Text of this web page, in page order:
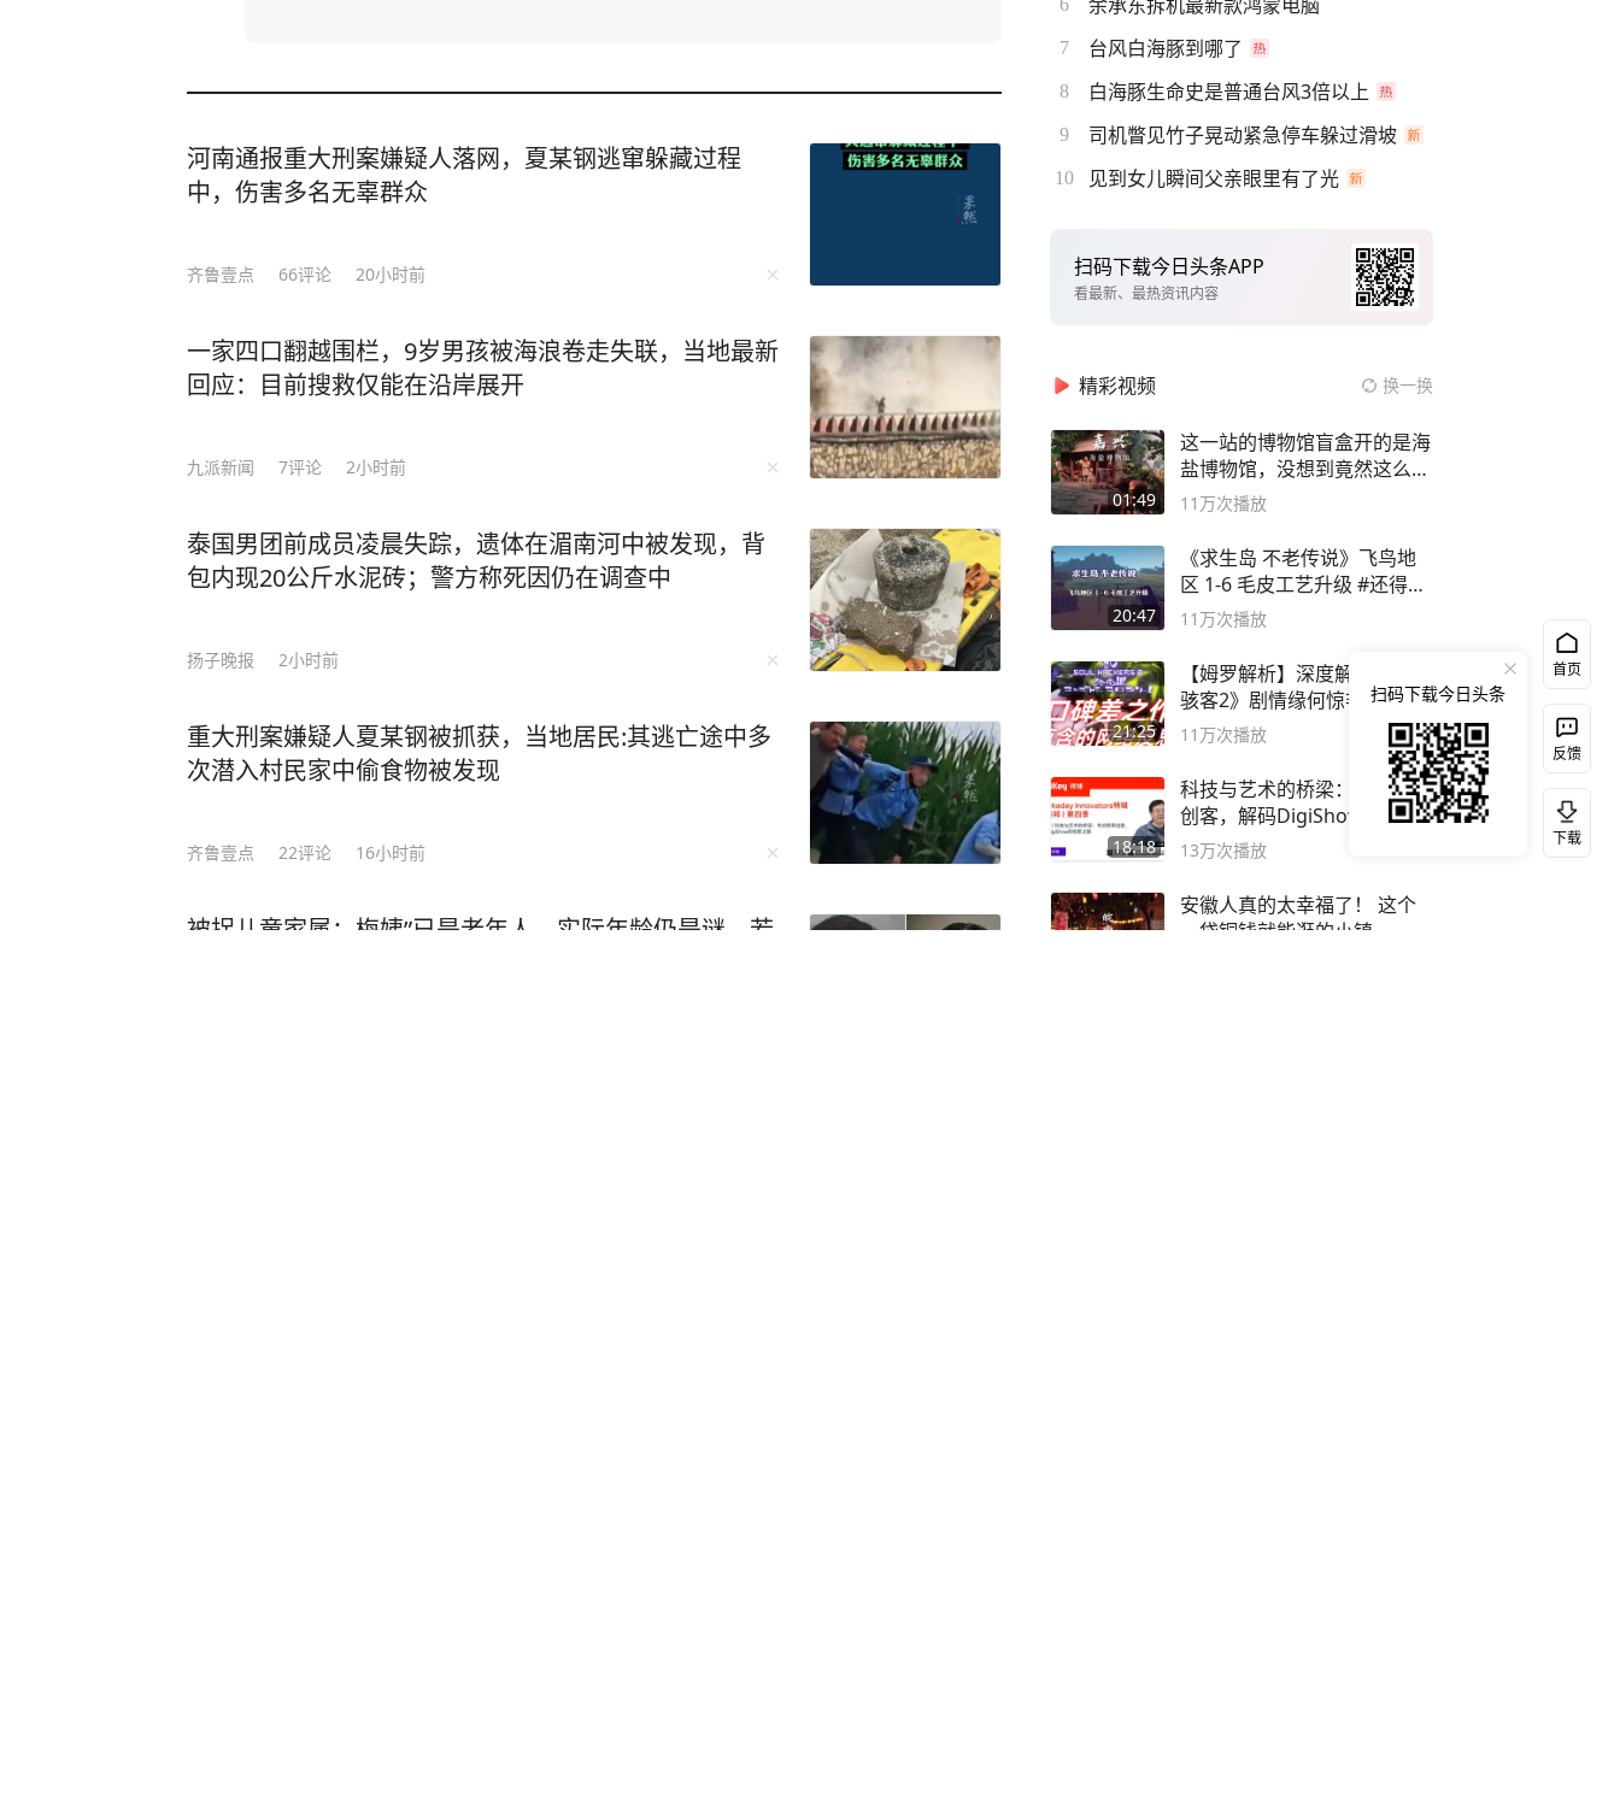
河南通报重大刑案嫌疑人落网，夏某钢逃窜躲藏过程
中，伤害多名无辜群众
齐鲁壹点 66评论 20小时前
一家四口翻越围栏，9岁男孩被海浪卷走失联，当地最新
回应：目前搜救仅能在沿岸展开
九派新闻 7评论 2小时前
泰国男团前成员凌晨失踪，遗体在湄南河中被发现，背
包内现20公斤水泥砖；警方称死因仍在调查中
扬子晚报 2小时前
重大刑案嫌疑人夏某钢被抓获，当地居民:其逃亡途中多
次潜入村民家中偷食物被发现
齐鲁壹点 22评论 16小时前
被拐儿童家属：梅姨”已是老年人，实际年龄仍是谜，若
6
7 台风白海豚到哪了
8 白海豚生命史是普通台风3倍以上
9 司机瞥见竹子晃动紧急停车躲过滑坡
10 见到女儿瞬间父亲眼里有了光
扫码下载今日头条APP
看最新、最热资讯内容
精彩视频 换一换
01:49
这一站的博物馆盲盒开的是海
盐博物馆，没想到竟然这么好
逛！
11万次播放
20:47
《求生岛 不老传说》飞鸟地
区 1-6 毛皮工艺升级 #还得是
主机大作
11万次播放
21:25
【姆罗解析】深度解析《灵魂
骇客2》剧情缘何惊艳
11万次播放
18:18
科技与艺术的桥梁：专访跨界
创客，解码DigiShow的创新
之路
13万次播放
安徽人真的太幸福了！ 这个
一袋铜钱就能逛的小镇
首页
反馈
下载
扫码下载今日头条